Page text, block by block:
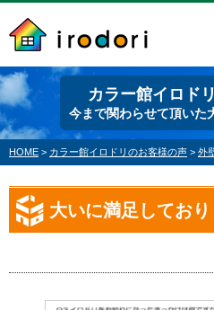
カラー館イロド
今まで関わらせて頂いた
HOME > カラー館イロドリのお客様の声 > 外
大いに満足しており